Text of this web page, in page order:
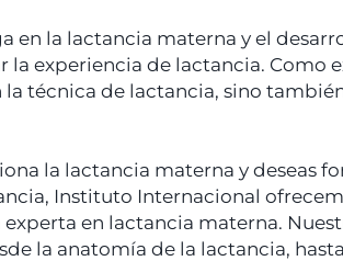
la lactancia materna y el
experiencia de lactancia. Como
técnica de lactancia, sino
la lactancia materna y deseas
Instituto Internacional
en lactancia materna.
la anatomía de la lactancia,